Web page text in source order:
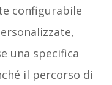
configurabile
una specifica
il percorso di